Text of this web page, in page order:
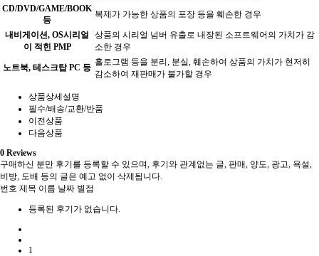
CD/DVD/GAME/BOOK
등
복제가 가능한 상품의 포장 등을 훼손한 경우
내비게이션, OS시리얼
이 적힌 PMP
상품의 시리얼 넘버 유출로 내장된 소프트웨어의 가치가 감
소한 경우
노트북, 테스크탑 PC 등
홀로그램 등을 분리, 분실, 훼손하여 상품의 가치가 현저히
감소하여 재판매가 불가할 경우
상품상세설명
필수/배송/교환/반품
이전상품
다음상품
0 Reviews
구매하신 분만 후기를 등록할 수 있으며, 후기와 관계없는 글, 판매, 양도, 광고, 욕설,
비방, 도배 등의 글은 예고 없이 삭제됩니다.
번호 제목 이름 날짜 별점
등록된 후기가 없습니다.
1